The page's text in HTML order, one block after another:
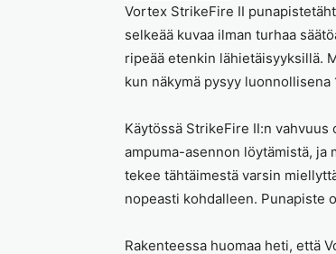
Vortex StrikeFire II
selkeää kuvaa ilman turhaa
ripeää etenkin lähietäisyyksillä.
kun näkymä pysyy
Käytössä StrikeFire II:n
ampuma-asennon löytämistä, ja
tekee tähtäimestä varsin
nopeasti kohdalleen. Punapiste
Rakenteessa huomaa heti, että